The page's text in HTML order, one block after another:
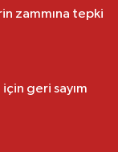
zammına tepki
geri sayım